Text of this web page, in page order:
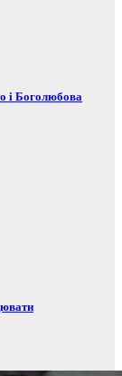
і Боголюбова